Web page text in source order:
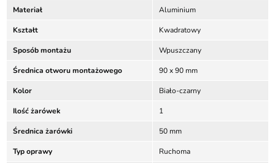
Materiał Aluminium
Kształt Kwadratowy
Sposób montażu Wpuszczany
Średnica otworu montażowego 90 x 90 mm
Kolor Biało-czarny
Ilość żarówek 1
Średnica żarówki 50 mm
Typ oprawy Ruchoma